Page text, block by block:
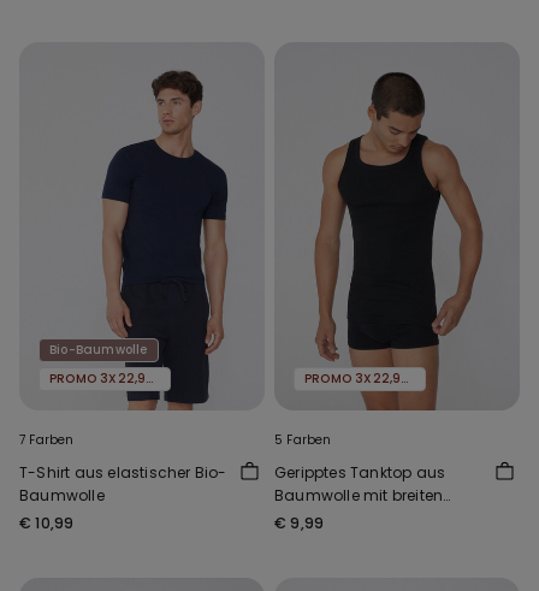
Bio-Baumwolle
PROMO 3X22,99€
7 Farben
T-Shirt aus elastischer Bio-
Baumwolle
€ 10,99
PROMO 3X22,99€
5 Farben
Geripptes Tanktop aus
Baumwolle mit breiten
Trägern für Herren
€ 9,99